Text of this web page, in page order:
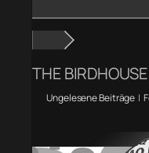
THE
Ungelesene Beiträge |